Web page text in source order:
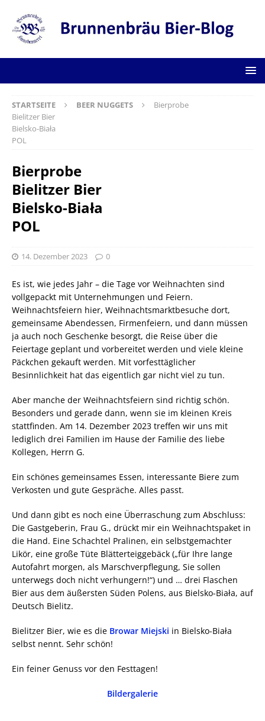
STARTSEITE BEER NUGGETS
Bierprobe
Bielitzer Bier
Bielsko-Biała
POL
Bierprobe
Bielitzer Bier
Bielsko-Biała
POL
14. Dezember 2023 0
Es ist, wie jedes Jahr – die Tage vor Weihnachten sind
vollgepackt mit Unternehmungen und Feiern.
Weihnachtsfeiern hier, Weihnachtsmarktbesuche dort,
gemeinsame Abendessen, Firmenfeiern, und dann müssen
ja auch noch Geschenke besorgt, die Reise über die
Feiertage geplant und vorbereitet werden und viele kleine
Päckchen gekauft werden. Mit vorfesttäglicher
Besinnlichkeit hat das eigentlich gar nicht viel zu tun.
Aber manche der Weihnachtsfeiern sind richtig schön.
Besonders und gerade dann, wenn sie im kleinen Kreis
stattfinden. Am 14. Dezember 2023 treffen wir uns mit
lediglich drei Familien im Hause der Familie des liebe
Kollegen, Herrn G.
Ein schönes gemeinsames Essen, interessante Biere zum
Verkosten und gute Gespräche. Alles passt.
Und dann gibt es noch eine Überraschung zum Abschluss:
Die Gastgeberin, Frau G., drückt mir ein Weihnachtspaket in
die Hand. Eine Schachtel Pralinen, ein selbstgemachter
Likör, eine große Tüte Blätterteiggebäck („für Ihre lange
Autofahrt morgen, als Marschverpflegung, Sie sollen
unterwegs doch nicht verhungern!“) und … drei Flaschen
Bier aus dem äußersten Süden Polens, aus Bielsko-Biała, auf
Deutsch Bielitz.
Bielitzer Bier, wie es die Browar Miejski in Bielsko-Biała
selbst nennt. Sehr schön!
Ein feiner Genuss vor den Festtagen!
Bildergalerie